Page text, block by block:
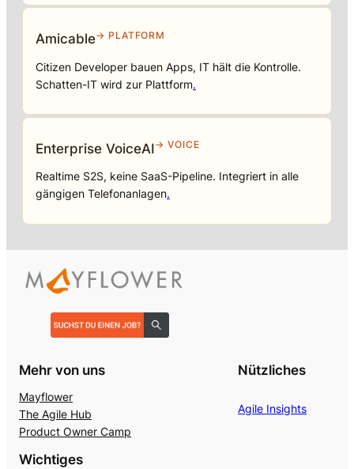
Amicable→ PLATFORM
Citizen Developer bauen Apps, IT hält die Kontrolle.
Schatten-IT wird zur Plattform.
Enterprise VoiceAI→ VOICE
Realtime S2S, keine SaaS-Pipeline. Integriert in alle
gängigen Telefonanlagen.
Mehr von uns
Mayflower
The Agile Hub
Product Owner Camp
Nützliches
Agile Insights
Wichtiges